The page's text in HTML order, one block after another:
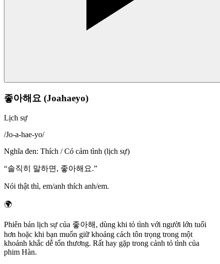
좋아해요 (Joahaeyo)
Lịch sự
/Jo-a-hae-yo/
Nghĩa đen: Thích / Có cảm tình (lịch sự)
“솔직히 말하면, 좋아해요.”
Nói thật thì, em/anh thích anh/em.
🌍
Phiên bản lịch sự của 좋아해, dùng khi tỏ tình với người lớn tuổi
hơn hoặc khi bạn muốn giữ khoảng cách tôn trọng trong một
khoảnh khắc dễ tổn thương. Rất hay gặp trong cảnh tỏ tình của
phim Hàn.